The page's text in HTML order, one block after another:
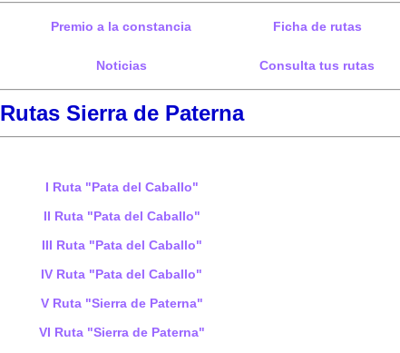
Premio a la constancia Ficha de rutas
Noticias Consulta tus rutas
Rutas Sierra de Paterna
I Ruta "Pata del Caballo"
II Ruta "Pata del Caballo"
III Ruta "Pata del Caballo"
IV Ruta "Pata del Caballo"
V Ruta "Sierra de Paterna"
VI Ruta "Sierra de Paterna"